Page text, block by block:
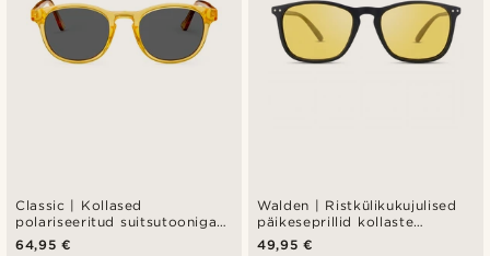
Classic | Kollased
polariseeritud suitsutooniga
päikeseprillid
64,95 €
Walden | Ristkülikukujulised
päikeseprillid kollaste
klaaside ja musta raamiga
49,95 €